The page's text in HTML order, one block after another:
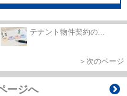
テナント物件契約の...
＞次のページ
ージへ